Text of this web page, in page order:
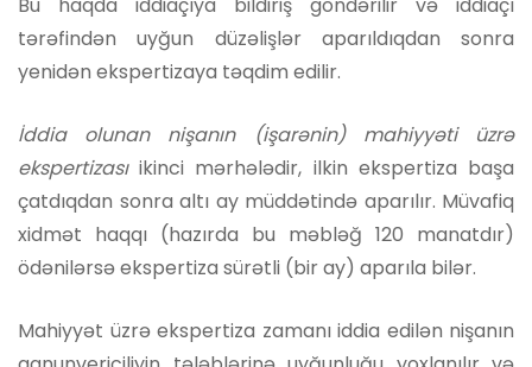
tərəfindən uyğun düzəlişlər aparıldıqdan sonra
yenidən ekspertizaya təqdim edilir.
İddia olunan nişanın (işarənin) mahiyyəti üzrə
ekspertizasıikinci mərhələdir, ilkin ekspertiza başa
çatdıqdan sonra altı ay müddətində aparılır. Müvafiq
xidmət haqqı (hazırda bu məbləğ 120 manatdır)
ödənilərsə ekspertiza sürətli (bir ay) aparıla bilər.
Mahiyyət üzrə ekspertiza zamanı iddia edilən nişanın